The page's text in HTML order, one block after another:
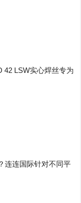
42 LSW实心焊丝专为
连连国际针对不同平